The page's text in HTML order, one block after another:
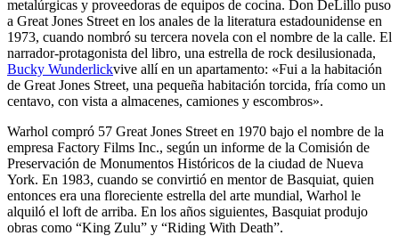
metalúrgicas y proveedoras de equipos de cocina. Don DeLillo puso
a Great Jones Street en los anales de la literatura estadounidense en
1973, cuando nombró su tercera novela con el nombre de la calle. El
narrador-protagonista del libro, una estrella de rock desilusionada,
Bucky Wunderlickvive allí en un apartamento: «Fui a la habitación
de Great Jones Street, una pequeña habitación torcida, fría como un
centavo, con vista a almacenes, camiones y escombros».
Warhol compró 57 Great Jones Street en 1970 bajo el nombre de la
empresa Factory Films Inc., según un informe de la Comisión de
Preservación de Monumentos Históricos de la ciudad de Nueva
York. En 1983, cuando se convirtió en mentor de Basquiat, quien
entonces era una floreciente estrella del arte mundial, Warhol le
alquiló el loft de arriba. En los años siguientes, Basquiat produjo
obras como “King Zulu” y “Riding With Death”.